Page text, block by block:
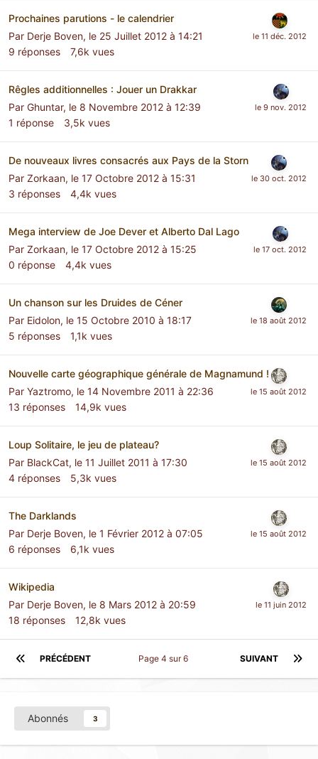
Prochaines parutions - le calendrier
Par Derje Boven, le 25 Juillet 2012 à 14:21
9 réponses 7,6k vues
Rêgles additionnelles : Jouer un Drakkar
Par Ghuntar, le 8 Novembre 2012 à 12:39
1 réponse 3,5k vues
De nouveaux livres consacrés aux Pays de la Storn
Par Zorkaan, le 17 Octobre 2012 à 15:31
3 réponses 4,4k vues
Mega interview de Joe Dever et Alberto Dal Lago
Par Zorkaan, le 17 Octobre 2012 à 15:25
0 réponse 4,4k vues
Un chanson sur les Druides de Céner
Par Eidolon, le 15 Octobre 2010 à 18:17
5 réponses 1,1k vues
Nouvelle carte géographique générale de Magnamund !
Par Yaztromo, le 14 Novembre 2011 à 22:36
13 réponses 14,9k vues
Loup Solitaire, le jeu de plateau?
Par BlackCat, le 11 Juillet 2011 à 17:30
4 réponses 5,3k vues
The Darklands
Par Derje Boven, le 1 Février 2012 à 07:05
6 réponses 6,1k vues
Wikipedia
Par Derje Boven, le 8 Mars 2012 à 20:59
18 réponses 12,8k vues
PRÉCÉDENT SUIVANT
Page 4 sur 6
Abonnés 3